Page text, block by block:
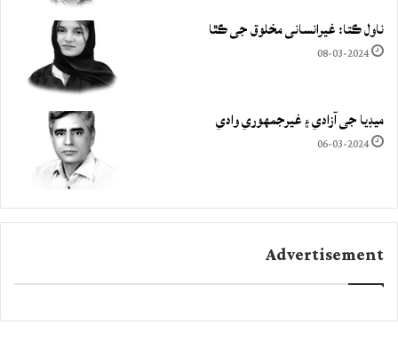
ناول ڪتا: غيرانساني مخلوق جي ڪٿا
08-03-2024
ميڊيا جي آزادي ۽ غيرجمھوري وادي
06-03-2024
Advertisement